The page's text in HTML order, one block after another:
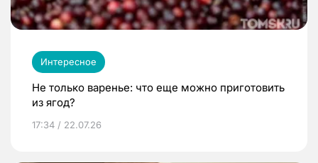
Интересное
Не только варенье: что еще можно приготовить
из ягод?
17:34 / 22.07.26